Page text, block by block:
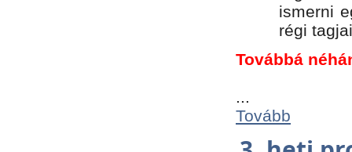
ismerni
régi
Továbbá
...
Tovább